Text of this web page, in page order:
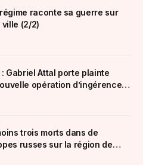
raconte sa guerre sur
ville (2/2)
Gabriel Attal porte plainte
opération d’ingérence »
trois morts dans de
russes sur la région de